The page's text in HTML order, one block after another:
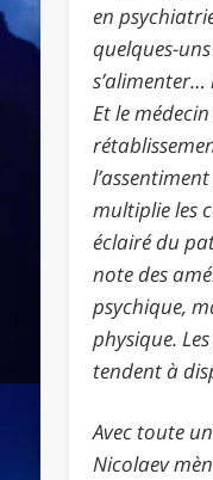
en
quelques-
s’alimenter…
Et le
multiplie les
éclairé du
note des
psychique,
physique.
tendent à
Avec toute
Nicolaev